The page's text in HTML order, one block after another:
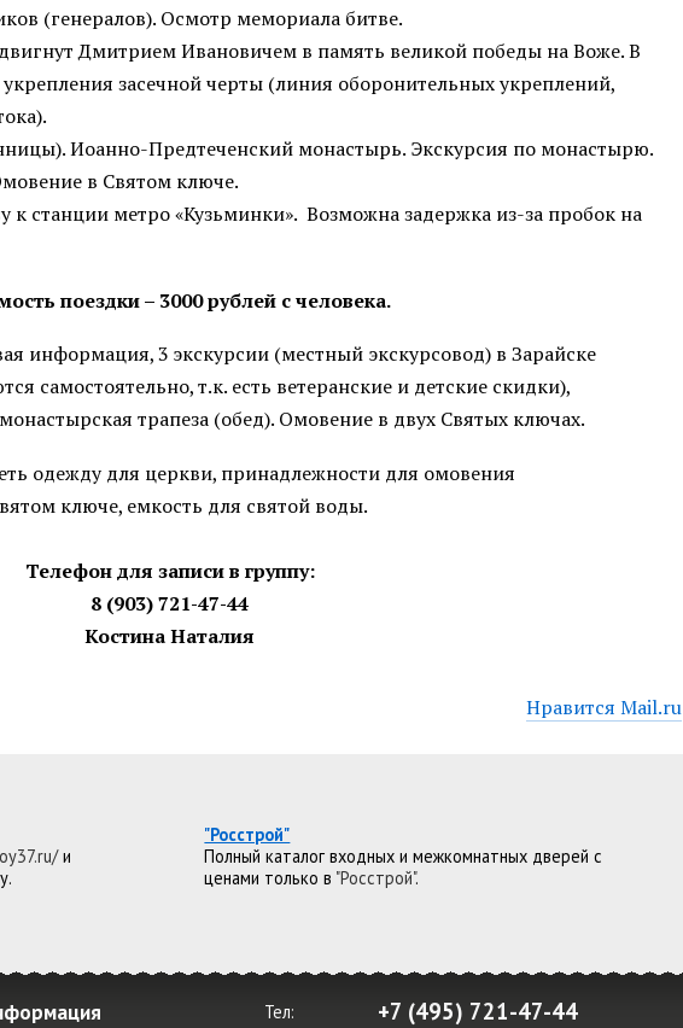
и
"Росстрой"
Полный каталог входных и межкомнатных дверей с
ценами только в "Росстрой".
(генералов). Осмотр мемориала битве.
Дмитрием Ивановичем в память великой победы на Воже. В
засечной черты (линия оборонительных укреплений,
Иоанно-Предтеченский монастырь. Экскурсия по монастырю.
в Святом ключе.
станции метро «Кузьминки». Возможна задержка из-за пробок на
поездки – 3000 рублей с человека.
информация, 3 экскурсии (местный экскурсовод) в Зарайске
самостоятельно, т.к. есть ветеранские и детские скидки),
трапеза (обед). Омовение в двух Святых ключах.
одежду для церкви, принадлежности для омовения
ключе, емкость для святой воды.
Телефон для записи в группу:
8 (903) 721-47-44
Костина Наталия
Нравится Mail.ru
Тел: +7 (495) 721-47-44